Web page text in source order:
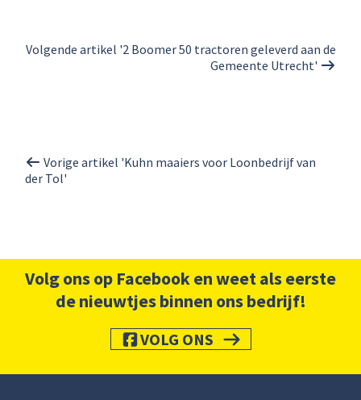
Volgende artikel '2 Boomer 50 tractoren geleverd aan de
Gemeente Utrecht'
Vorige artikel 'Kuhn maaiers voor Loonbedrijf van
der Tol'
Volg ons op Facebook en weet als eerste
de nieuwtjes binnen ons bedrijf!
VOLG ONS